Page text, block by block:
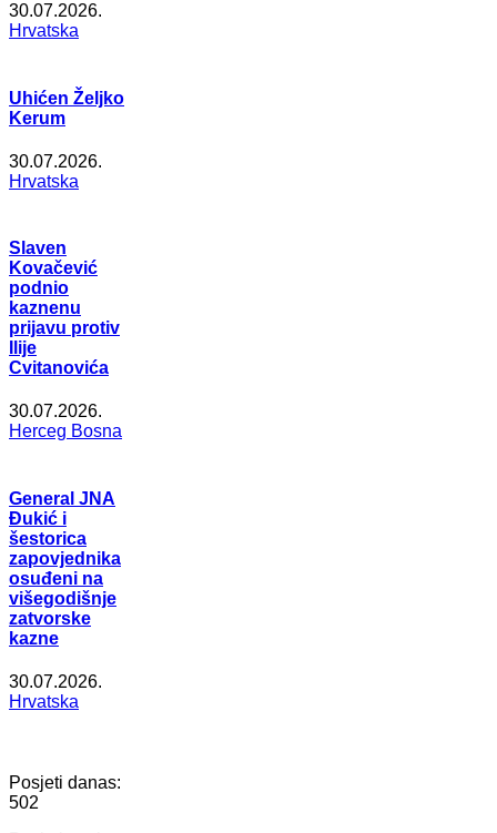
30.07.2026.
Hrvatska
Uhićen Željko
Kerum
30.07.2026.
Hrvatska
Slaven
Kovačević
podnio
kaznenu
prijavu protiv
Ilije
Cvitanovića
30.07.2026.
Herceg Bosna
General JNA
Đukić i
šestorica
zapovjednika
osuđeni na
višegodišnje
zatvorske
kazne
30.07.2026.
Hrvatska
Posjeti danas:
502